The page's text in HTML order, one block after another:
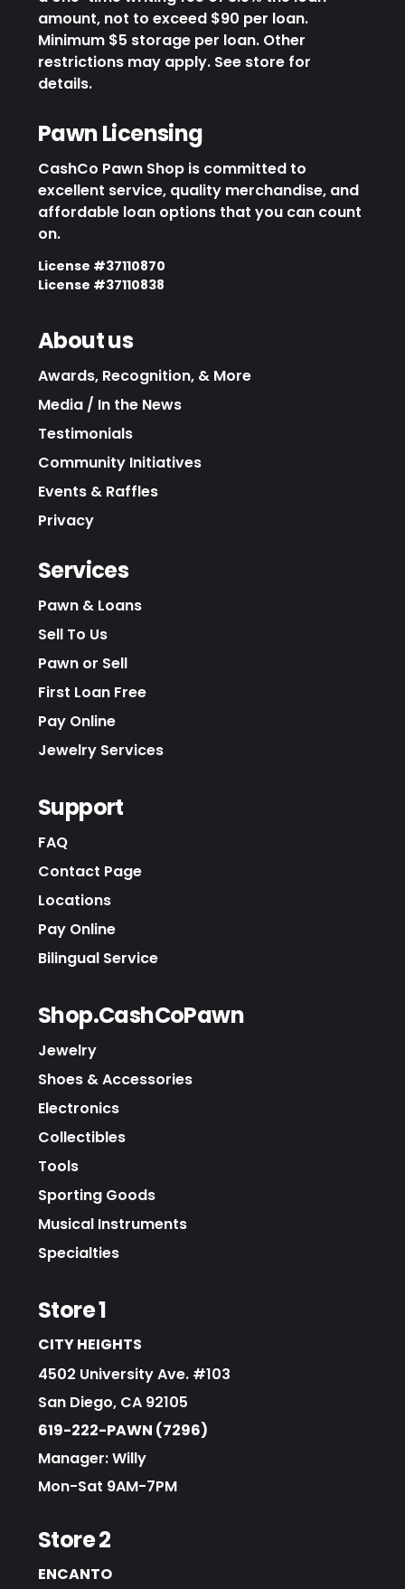
amount, not to exceed $90 per loan.
Minimum $5 storage per loan. Other
restrictions may apply. See store for
details.
Pawn Licensing
CashCo Pawn Shop is committed to
excellent service, quality merchandise, and
affordable loan options that you can count
on.
License #37110870
License #37110838
About us
Awards, Recognition, & More
Media / In the News
Testimonials
Community Initiatives
Events & Raffles
Privacy
Services
Pawn & Loans
Sell To Us
Pawn or Sell
First Loan Free
Pay Online
Jewelry Services
Support
FAQ
Contact Page
Locations
Pay Online
Bilingual Service
Shop.CashCoPawn
Jewelry
Shoes & Accessories
Electronics
Collectibles
Tools
Sporting Goods
Musical Instruments
Specialties
Store 1
CITY HEIGHTS
4502 University Ave. #103
San Diego, CA 92105
619-222-PAWN (7296)
Manager: Willy
Mon-Sat 9AM-7PM
Store 2
ENCANTO